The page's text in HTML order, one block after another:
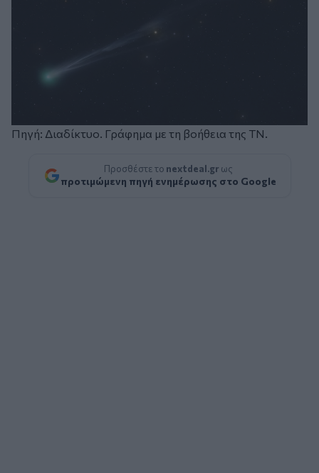
Πηγή: Διαδίκτυο. Γράφημα με τη βοήθεια της ΤΝ.
Προσθέστε το nextdeal.gr ως
προτιμώμενη πηγή ενημέρωσης στο Google